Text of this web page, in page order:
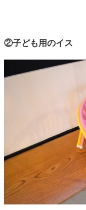
②子ども用のイス